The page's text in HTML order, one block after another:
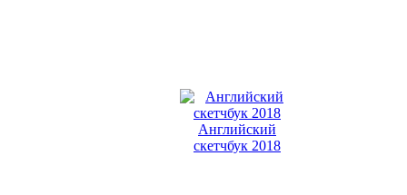
Английский
скетчбук 2018